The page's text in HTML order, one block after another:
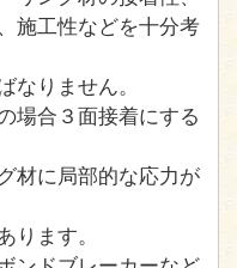
施工性などを十分考
なりません。
場合３面接着にする
材に局部的な応力が
ります。